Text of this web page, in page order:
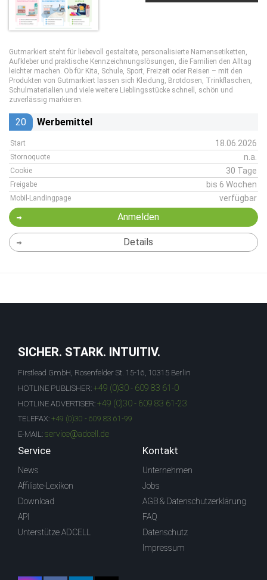
Gutmarkiert steht für liebevoll gestaltete, personalisierte Namensetiketten,
Aufkleber und praktische Kennzeichnungslösungen, die Familien den Alltag
leichter machen. Ob für Kita, Schule, Sport, Freizeit oder Reisen – mit den
Produkten von Gutmarkiert lassen sich Kleidung, Brotdosen, Trinkflaschen,
Schulmaterialien und viele weitere Lieblingsstücke schnell, schön und
zuverlässig markieren.
20 Werbemittel
Start 18.06.2026
Stornoquote n.a.
Cookie 30 Tage
Freigabe bis 6 Wochen
Mobil-Landingpage verfügbar
Anmelden
Details
SICHER. STARK. INTUITIV.
Firstlead GmbH, Rosenfelder St. 15-16, 10315 Berlin
HOTLINE PUBLISHER: +49 (0)30 - 609 83 61-0
HOTLINE ADVERTISER: +49 (0)30 - 609 83 61-23
TELEFAX: +49 (0)30 - 609 83 61-99
E-MAIL: service@adcell.de
Service
News
Affiliate-Lexikon
Download
API
Unterstütze ADCELL
Kontakt
Unternehmen
Jobs
AGB & Datenschutzerklärung
FAQ
Datenschutz
Impressum